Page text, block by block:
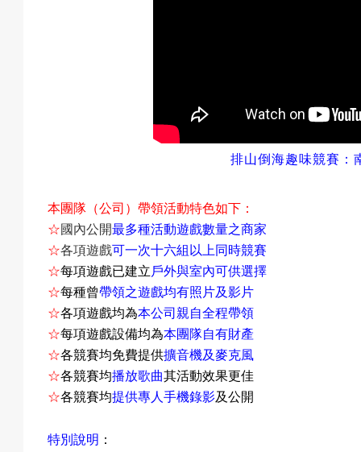
成
果
校
排山倒海趣味競賽
本團隊（公司）帶領活動特色如下：
☆國內公開最多種活動遊戲數量之商家
☆各項遊戲可一次十六組以上同時競賽
☆每項遊戲已建立戶外與室內可供選擇
☆每種曾帶領之遊戲均有照片及影片
☆各項遊戲均為本公司親自全程帶領
☆每項遊戲設備均為本團隊自有財產
☆各競賽均免費提供擴音機及麥克風
☆各競賽均播放歌曲其活動效果更佳
☆各競賽均提供專人手機錄影及公開
特別說明 ：